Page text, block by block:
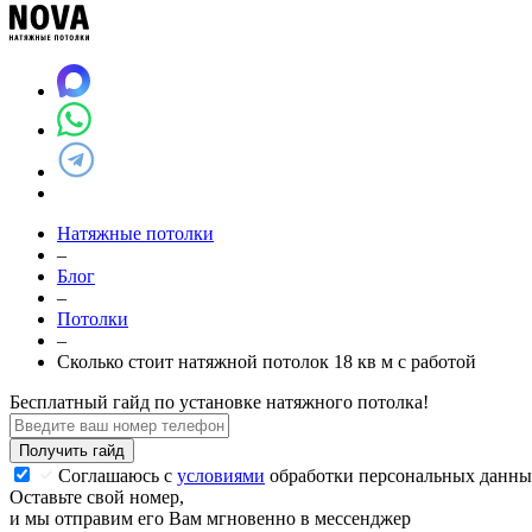
Натяжные потолки
–
Блог
–
Потолки
–
Сколько стоит натяжной потолок 18 кв м с работой
Бесплатный гайд по установке натяжного потолка!
Получить гайд
Соглашаюсь с условиями обработки персональных
Оставьте свой номер,
и мы отправим его Вам мгновенно в мессенджер